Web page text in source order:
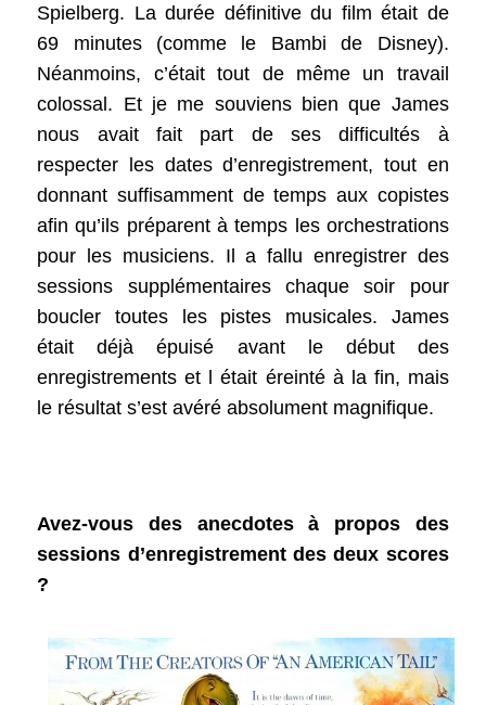
Spielberg. La durée définitive du film était de
69 minutes (comme le Bambi de Disney).
Néanmoins, c’était tout de même un travail
colossal. Et je me souviens bien que James
nous avait fait part de ses difficultés à
respecter les dates d’enregistrement, tout en
donnant suffisamment de temps aux copistes
afin qu’ils préparent à temps les orchestrations
pour les musiciens. Il a fallu enregistrer des
sessions supplémentaires chaque soir pour
boucler toutes les pistes musicales. James
était déjà épuisé avant le début des
enregistrements et l était éreinté à la fin, mais
le résultat s’est avéré absolument magnifique.
Avez-vous des anecdotes à propos des
sessions d’enregistrement des deux scores
?